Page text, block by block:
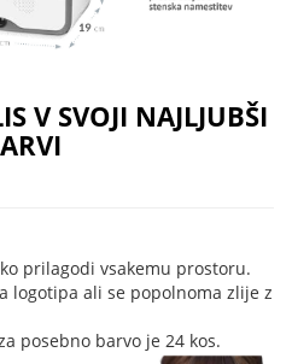
V SVOJI NAJLJUBŠI
prilagodi vsakemu prostoru.
logotipa ali se popolnoma zlije z
posebno barvo je 24 kos.